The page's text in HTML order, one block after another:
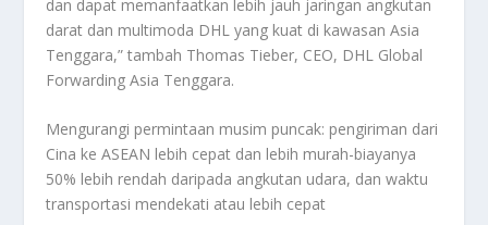
dan dapat memanfaatkan lebih jauh jaringan angkutan
darat dan multimoda DHL yang kuat di kawasan Asia
Tenggara,” tambah Thomas Tieber, CEO, DHL Global
Forwarding Asia Tenggara.
Mengurangi permintaan musim puncak: pengiriman dari
Cina ke ASEAN lebih cepat dan lebih murah-biayanya
50% lebih rendah daripada angkutan udara, dan waktu
transportasi mendekati atau lebih cepat